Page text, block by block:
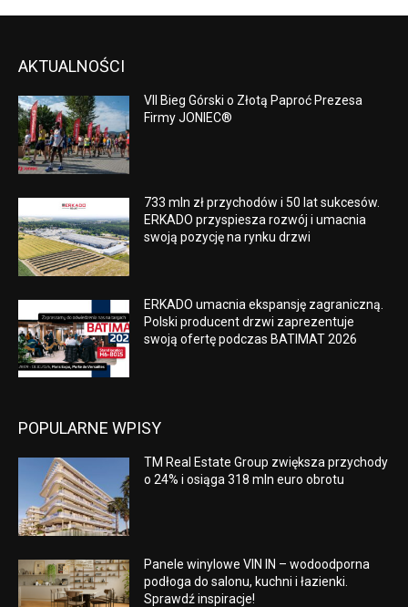
AKTUALNOŚCI
VII Bieg Górski o Złotą Paproć Prezesa
Firmy JONIEC®
733 mln zł przychodów i 50 lat sukcesów.
ERKADO przyspiesza rozwój i umacnia
swoją pozycję na rynku drzwi
ERKADO umacnia ekspansję zagraniczną.
Polski producent drzwi zaprezentuje
swoją ofertę podczas BATIMAT 2026
POPULARNE WPISY
TM Real Estate Group zwiększa przychody
o 24% i osiąga 318 mln euro obrotu
Panele winylowe VIN IN – wodoodporna
podłoga do salonu, kuchni i łazienki.
Sprawdź inspiracje!